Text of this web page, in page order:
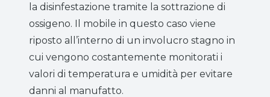
la disinfestazione tramite la sottrazione di
ossigeno. Il mobile in questo caso viene
riposto all’interno di un involucro stagno in
cui vengono costantemente monitorati i
valori di temperatura e umidità per evitare
danni al manufatto.